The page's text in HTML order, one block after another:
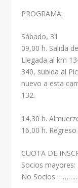
PROGRAMA:
Sábado, 31
09,00 h. Salida
Llegada al km
340, subida al
nuevo a esta
132.
14,30 h.
16,00 h.
CUOTA DE
Socios
No Socios